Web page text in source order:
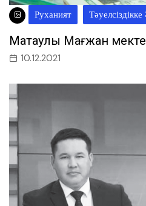
Руханият
Мақтаулы Мағжан
10.12.2021